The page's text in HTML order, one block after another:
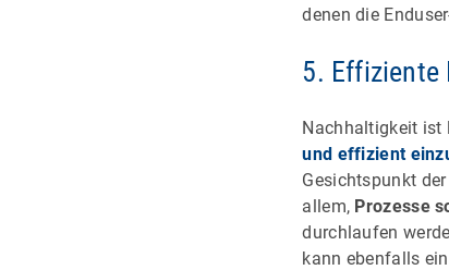
denen die
5. Effiziente
Nachhaltigkeit ist
und effizient
Gesichtspunkt der
allem, Prozesse
durchlaufen
kann ebenfalls